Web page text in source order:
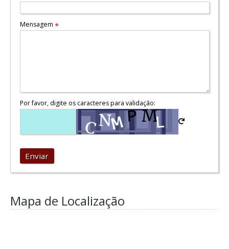
Mensagem *
Por favor, digite os caracteres para validação:
Enviar
Mapa de Localização